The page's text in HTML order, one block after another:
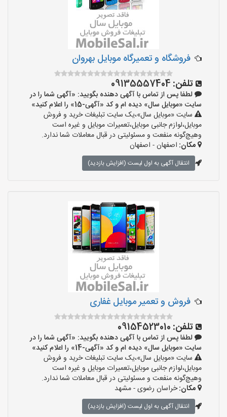
فروشگاه و تعمیرگاه موبایل بهروان
تلفن: 09135557404
لطفا پس از تماس با آگهی دهنده بگویید: «آگهی شما را در
سایت «موبایل سال» دیده ام و کد «آگهی-15» را اعلام کنید»
سایت «موبایل سال»،یک سایت تبلیغات خرید و فروش
موبایل،لوازم جانبی موبایل،تعمیرات موبایل و غیره است
وهیچ‌گونه منفعت و مسئولیتی در قبال معاملات شما ندارد.
مکان: اصفهان - اصفهان
انتقال آگهی به اول لیست (افزایش بازدید)
فروش و تعمیر موبایل غفاری
تلفن: 09154523010
لطفا پس از تماس با آگهی دهنده بگویید: «آگهی شما را در
سایت «موبایل سال» دیده ام و کد «آگهی-14» را اعلام کنید»
سایت «موبایل سال»،یک سایت تبلیغات خرید و فروش
موبایل،لوازم جانبی موبایل،تعمیرات موبایل و غیره است
وهیچ‌گونه منفعت و مسئولیتی در قبال معاملات شما ندارد.
مکان:خراسان رضوی - مشهد
انتقال آگهی به اول لیست (افزایش بازدید)